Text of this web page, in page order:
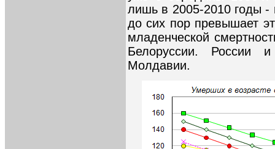
лишь в 2005-2010 годы
до сих пор превышает
младенческой
Белоруссии. России
Молдавии.